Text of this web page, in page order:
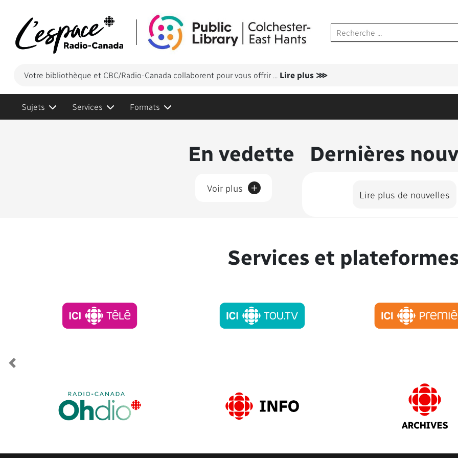
Votre bibliothèque et CBC/Radio-Canada collaborent pour vous offrir ... Lire plus ⋙
Sujets Services Formats
Dernières
Lire plus de nouvelles
En vedette
Voir plus +
Services et
Previous